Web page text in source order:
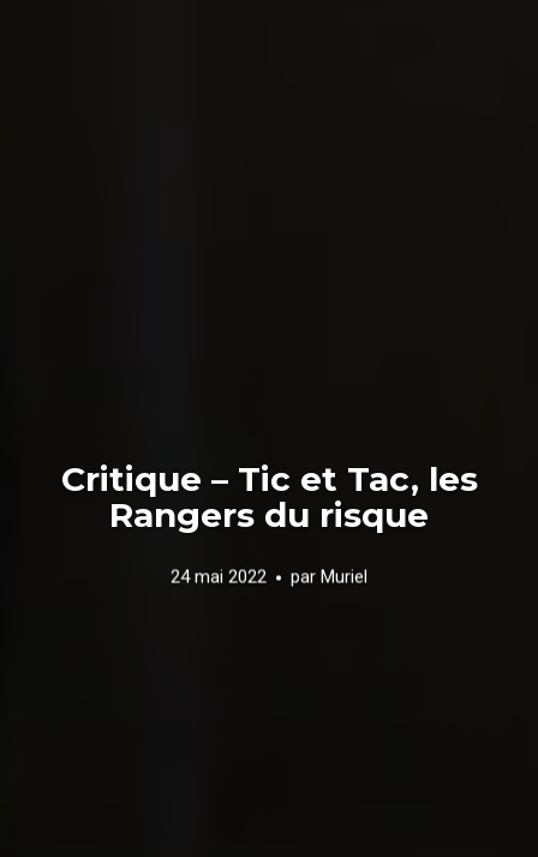
Critique – Tic et Tac, les
Rangers du risque
24 mai 2022 par Muriel